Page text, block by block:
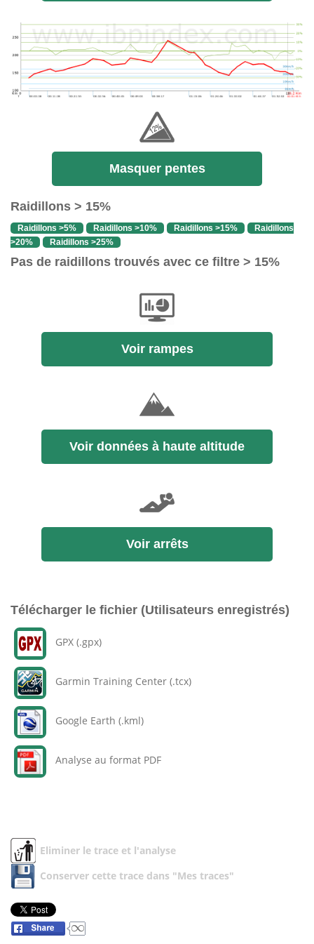
Masquer pentes
Raidillons > 15%
Raidillons >5% Raidillons >10% Raidillons >15%
Raidillons
>20%
Raidillons >25%
Pas de raidillons trouvés avec ce filtre > 15%
Voir rampes
Voir données à haute altitude
Voir arrêts
Télécharger le fichier (Utilisateurs enregistrés)
GPX (.gpx)
Garmin Training Center (.tcx)
Google Earth (.kml)
Analyse au format PDF
Eliminer le trace et l'analyse
Conserver cette trace dans "Mes traces"